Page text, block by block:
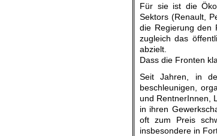
Für sie ist die
Sektors (Renault,
die Regierung den
zugleich das
abzielt.
Dass die Fronten
Seit Jahren, in
beschleunigen,
und RentnerInnen,
in ihren
oft zum Preis
insbesondere in